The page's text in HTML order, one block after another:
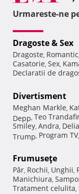
Urmareste-ne
Dragoste & Sex
Dragoste, Romantic,
Casatorie, Sex,
Declaratii de
Divertisment
Meghan Markle,
Depp, Teo
Smiley, Andra, Delia
Trump, Program TV,
Frumuseţe
Păr, Rochii, Unghii,
Manichiura,
Tratament celulita,